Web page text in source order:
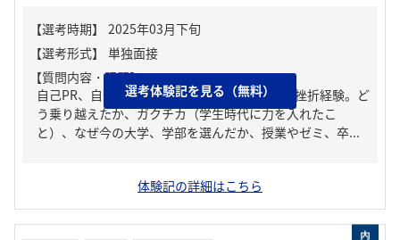
【質問内容・課題】
自己PR、自分の強み/弱み、人生の中で大きな挫折経験。ど
う乗り越えたか、ガクチカ（学生時代に力を入れたこ
と）、なぜ今の大学、学部を選んだか、授業やゼミ、卒...
選考体験記を見る（無料）
体験記の詳細はこちら